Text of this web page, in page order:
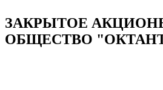
ЗАКРЫТОЕ
ОБЩЕСТВО